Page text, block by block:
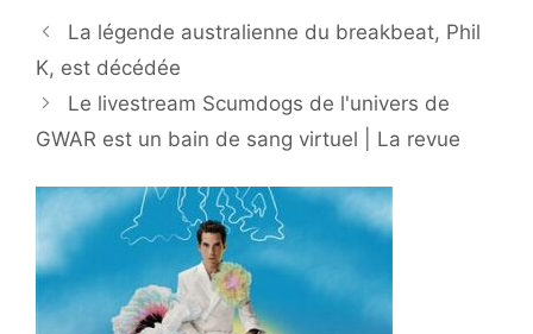
La légende australienne du breakbeat, Phil
K, est décédée
Le livestream Scumdogs de l'univers de
GWAR est un bain de sang virtuel | La revue